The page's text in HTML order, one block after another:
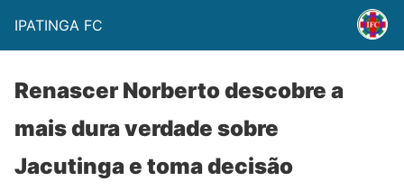
IPATINGA FC
Renascer Norberto descobre a
mais dura verdade sobre
Jacutinga e toma decisão